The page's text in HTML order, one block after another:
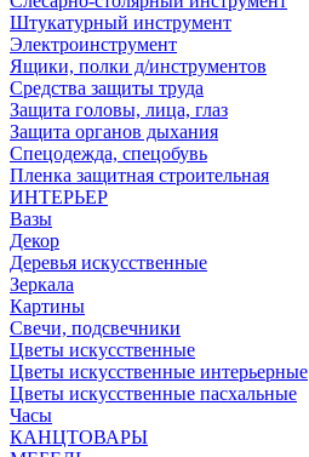
Штукатурный инструмент
Электроинструмент
Ящики, полки д/инструментов
Средства защиты труда
Защита головы, лица, глаз
Защита органов дыхания
Спецодежда, спецобувь
Пленка защитная строительная
ИНТЕРЬЕР
Вазы
Декор
Деревья искусственные
Зеркала
Картины
Свечи, подсвечники
Цветы искусственные
Цветы искусственные интерьерные
Цветы искусственные пасхальные
Часы
КАНЦТОВАРЫ